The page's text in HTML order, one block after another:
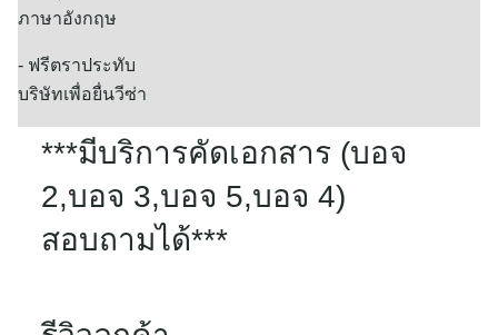
ภาษาอังกฤษ
- ฟรีตราประทับ
บริษัทเพื่อยื่นวีซ่า
***มีบริการคัดเอกสาร (บอจ
2,บอจ 3,บอจ 5,บอจ 4)
สอบถามได้***